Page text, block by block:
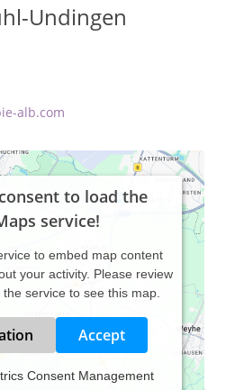
Undingen
alb.com
to load the
service!
to embed map content
your activity. Please review
service to see this map.
Accept
Consent Management